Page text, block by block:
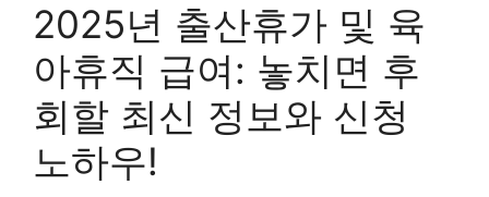
2025년 출산휴가 및 육
아휴직 급여: 놓치면 후
회할 최신 정보와 신청
노하우!